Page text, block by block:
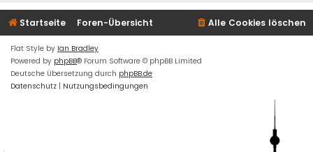
Startseite Foren-Übersicht Alle Cookies löschen
Flat Style by Ian Bradley
Powered by phpBB® Forum Software © phpBB Limited
Deutsche Übersetzung durch phpBB.de
Datenschutz | Nutzungsbedingungen